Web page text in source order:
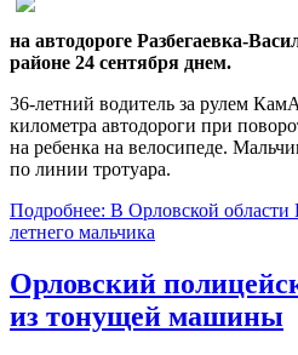
на автодороге Разбегаевка-
районе 24 сентября днем.
36-летний водитель за рулем
километра автодороги при
на ребенка на велосипеде.
по линии тротуара.
Подробнее: В Орловской
летнего мальчика
Орловский
из тонущей машины